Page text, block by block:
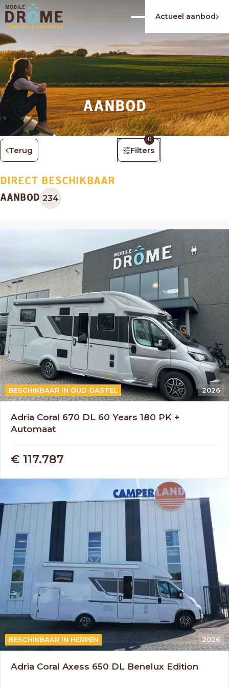
Actueel aanbod
AANBOD
Terug Filters
0
DIRECT BESCHIKBAAR
AANBOD 234
AUTOMAAT 2026
BESCHIKBAAR IN OUD GASTEL
Adria Coral 670 DL 60 Years 180 PK +
Automaat
€ 117.787
AUTOMAAT 2026
BESCHIKBAAR IN HERPEN
Adria Coral Axess 650 DL Benelux Edition